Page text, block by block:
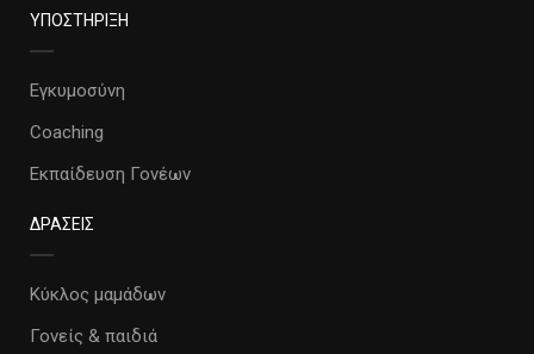
ΥΠΟΣΤΗΡΙΞΗ
Εγκυμοσύνη
Coaching
Εκπαίδευση Γονέων
ΔΡΑΣΕΙΣ
Κύκλος μαμάδων
Γονείς & παιδιά